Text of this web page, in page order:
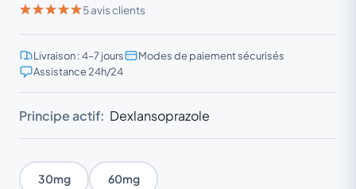
5 avis clients
Livraison : 4–7 jours
Modes de paiement sécurisés
Assistance 24h/24
Principe actif: Dexlansoprazole
30mg 60mg